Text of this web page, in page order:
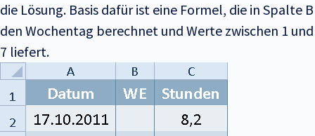
die Lösung. Basis dafür ist eine Formel, die in Spalte B
den Wochentag berechnet und Werte zwischen 1 und
7 liefert.